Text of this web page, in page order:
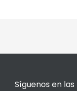
Síguenos en las